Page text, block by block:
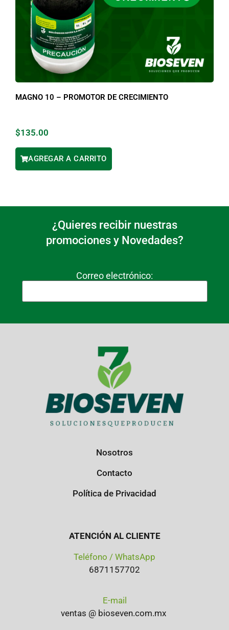
MAGNO 10 – PROMOTOR DE CRECIMIENTO
$135.00
AGREGAR A CARRITO
¿Quieres recibir nuestras
promociones y Novedades?
Correo electrónico:
Nosotros
Contacto
Política de Privacidad
ATENCIÓN AL CLIENTE
Teléfono / WhatsApp
6871157702
E-mail
ventas @ bioseven.com.mx